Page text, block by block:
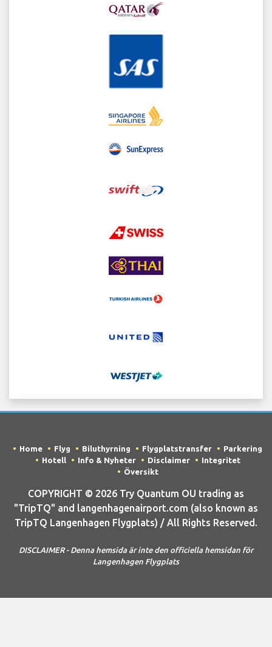
Home Flyg Biluthyrning Flygplatstransfer
Parkering
Hotell
Info & Nyheter Disclaimer
Integritet
Översikt
COPYRIGHT © 2026 Try Quantum OU trading as
"TripTQ" and langenhagenairport.com (also known as
TripTQ Langenhagen Flygplats) / All Rights Reserved.
DISCLAIMER - Denna hemsida är inte den officiella hemsidan för
Langenhagen Flygplats